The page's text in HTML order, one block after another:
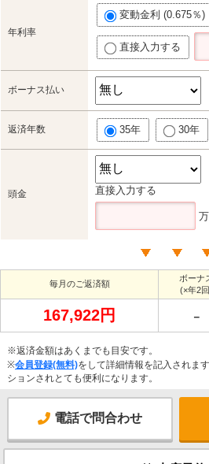
年利率
変動金利 (0.675％)
直接入力する
ボーナス払い
返済年数 35年 30年
頭金 直接入力する
毎月のご返済額
ボーナ
(×年2
167,922円 －
※返済金額はあくまでも目安です。
※会員登録(無料)をして詳細情報を記入されま
ションされとても便利になります。
電話で問合わせ